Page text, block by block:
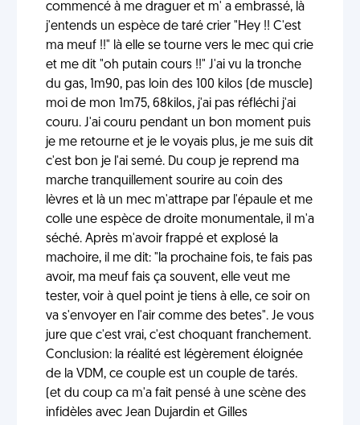
commencé à me draguer et m' a embrassé, là
j'entends un espèce de taré crier "Hey !! C'est
ma meuf !!" là elle se tourne vers le mec qui crie
et me dit "oh putain cours !!" J'ai vu la tronche
du gas, 1m90, pas loin des 100 kilos (de muscle)
moi de mon 1m75, 68kilos, j'ai pas réfléchi j'ai
couru. J'ai couru pendant un bon moment puis
je me retourne et je le voyais plus, je me suis dit
c'est bon je l'ai semé. Du coup je reprend ma
marche tranquillement sourire au coin des
lèvres et là un mec m'attrape par l'épaule et me
colle une espèce de droite monumentale, il m'a
séché. Après m'avoir frappé et explosé la
machoire, il me dit: "la prochaine fois, te fais pas
avoir, ma meuf fais ça souvent, elle veut me
tester, voir à quel point je tiens à elle, ce soir on
va s'envoyer en l'air comme des betes". Je vous
jure que c'est vrai, c'est choquant franchement.
Conclusion: la réalité est légèrement éloignée
de la VDM, ce couple est un couple de tarés.
(et du coup ca m'a fait pensé à une scène des
infidèles avec Jean Dujardin et Gilles